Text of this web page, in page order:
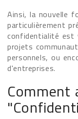
Ainsi, la nouvelle
particulièrement
confidentialité est
projets
personnels, ou
d'entreprises.
Comment